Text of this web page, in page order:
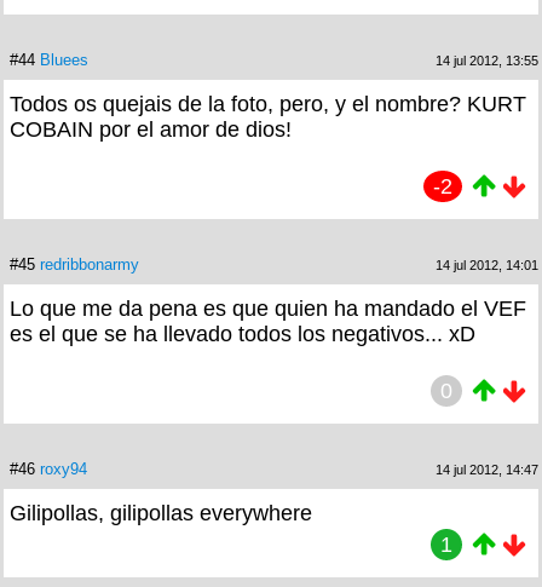
#44 Bluees 14 jul 2012, 13:55
Todos os quejais de la foto, pero, y el nombre? KURT
COBAIN por el amor de dios!
-2
#45 redribbonarmy 14 jul 2012, 14:01
Lo que me da pena es que quien ha mandado el VEF
es el que se ha llevado todos los negativos... xD
0
#46 roxy94 14 jul 2012, 14:47
Gilipollas, gilipollas everywhere
1